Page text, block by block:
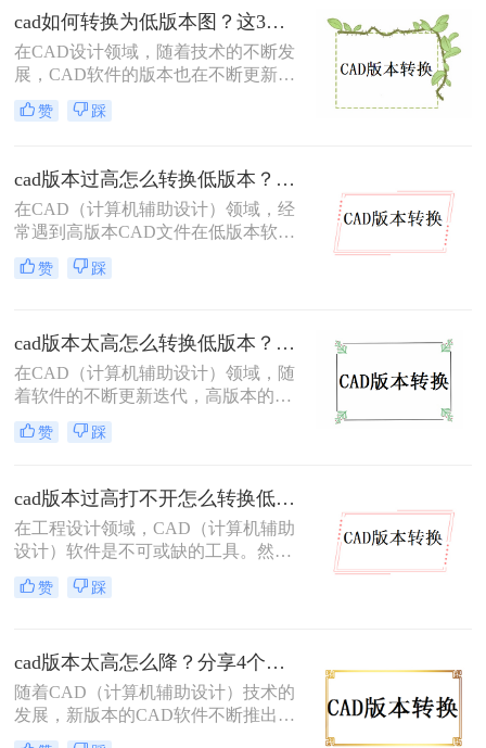
文件的共享和协作带来了不便。那么
高版本cad图纸怎么转换成低版本图纸
呢？本文将介绍两种将高版本CAD图
纸转换为低版本的方法，帮助您轻松
解决这一问题。
cad如何转换为低版本图？这3个方法了解一下！
在CAD设计领域，随着技术的不断发
展，CAD软件的版本也在不断更新。
然而，有时我们需要将高版本的CAD
文件转换为低版本，以便在不同版本
如何转换为低版本图呢？本文将介绍
三种将CAD文件转换为低版本的方
法。
赞 踩
cad版本过高怎么转换低版本？分享3种高效转换方法！
在CAD（计算机辅助设计）领域，经
常遇到高版本CAD文件在低版本软件
中无法打开或编辑的情况。这通常是
因为高版本CAD可能新增了一些功能
低版本变得尤为重要。那么cad版本过
高怎么转换低版本呢？本文将介绍三
种将CAD高版本转换为低版本的高效
赞 踩
cad版本太高怎么转换低版本？分享二个高效实用方法！
在CAD（计算机辅助设计）领域，随
着软件的不断更新迭代，高版本的
CAD文件有时需要在低版本的软件中
打开或编辑。这时，就需要将高版本
版本太高怎么转换低版本呢？本文将
介绍两种常用的CAD版本转换方法。
赞 踩
cad版本过高打不开怎么转换低版本？这3个方法快来试试！
在工程设计领域，CAD（计算机辅助
设计）软件是不可或缺的工具。然
而，随着软件版本的更新迭代，有时
我们可能会遇到高版本CAD文件在低
本文将介绍三种将高版本CAD文件转
换为低版本的方法，帮助大家轻松解
决这一难题。
赞 踩
cad版本太高怎么降？分享4个实用方法！
随着CAD（计算机辅助设计）技术的
发展，新版本的CAD软件不断推出，
带来了更多的功能和优化。然而，这